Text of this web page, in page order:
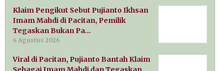
Klaim Pengikut Sebut Pujianto Ikhsan
Imam Mahdi di Pacitan, Pemilik
Tegaskan Bukan Pa…
6 Agustus 2026
Viral di Pacitan, Pujianto Bantah Klaim